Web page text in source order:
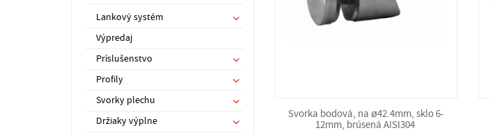
Lankový systém
Výpredaj
Príslušenstvo
Profily
Svorky plechu
Držiaky výplne
Svorka bodová, na ø42.4mm, sklo 6-
12mm, brúsená AISI304